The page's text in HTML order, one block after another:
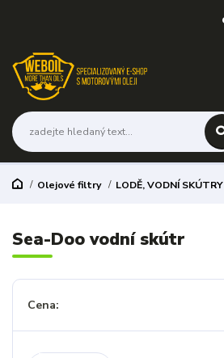
Olejové filtry LODĚ, VODNÍ SKÚTRY
Sea-Doo vodní skútr
Cena: